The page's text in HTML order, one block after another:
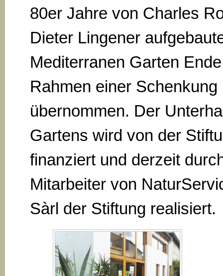
80er Jahre von Charles
Dieter Lingener
Mediterranen Garten
Rahmen einer Schenkung
übernommen. Der
Gartens wird von der
finanziert und derzeit
Mitarbeiter von
Sàrl der Stiftung realisiert.